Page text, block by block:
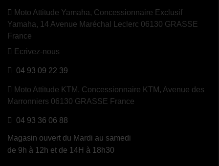
Moto Attitude Yamaha, Concessionnaire Exclusif
Yamaha, 14 Avenue Maréchal Leclerc 06130 GRASSE
France
Ecrivez-nous
04 93 09 22 39
Moto Attitude KTM, Concessionnaire KTM, Avenue des
Marronniers 06130 GRASSE France
04 93 36 06 88
Magasin ouvert du Mardi au samedi
de 9h à 12h et de 14H à 18h30